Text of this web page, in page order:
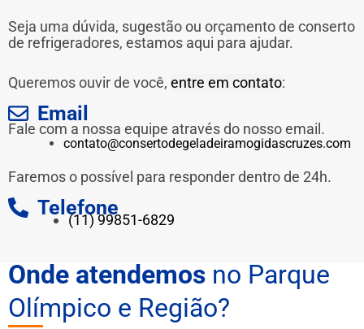
Seja uma dúvida, sugestão ou orçamento de conserto
de refrigeradores, estamos aqui para ajudar.
Queremos ouvir de você, entre em contato:
Email
Fale com a nossa equipe através do nosso email.
contato@consertodegeladeiramogidascruzes.com
Faremos o possível para responder dentro de 24h.
Telefone
(11) 99851-6829
Onde atendemos no Parque
Olímpico e Região?